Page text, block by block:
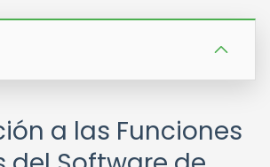
a las Funciones